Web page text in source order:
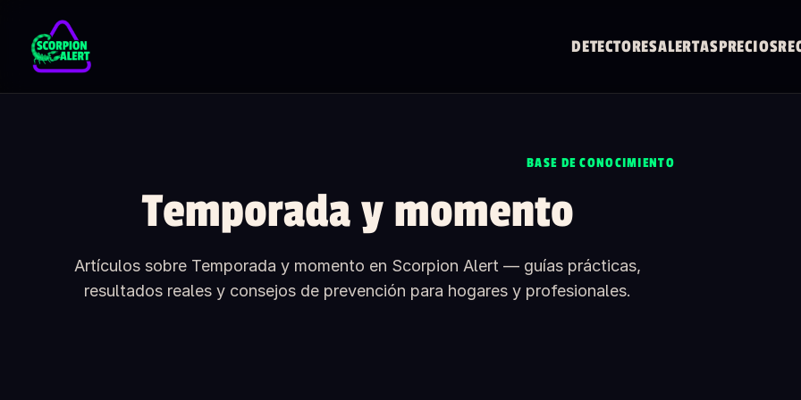
DETECTORESALERTASPRECIOS
BASE DE CONOCIMIENTO
Temporada y momento
Artículos sobre Temporada y momento en Scorpion Alert — guías prácticas,
resultados reales y consejos de prevención para hogares y profesionales.